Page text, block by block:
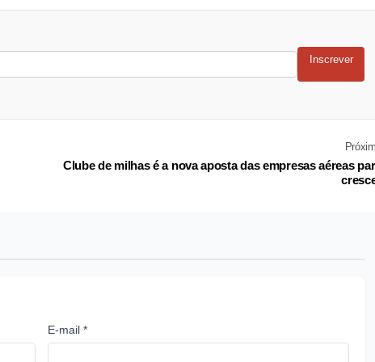
Inscrever
Clube de milhas é a nova aposta das empresas aéreas
E-mail *